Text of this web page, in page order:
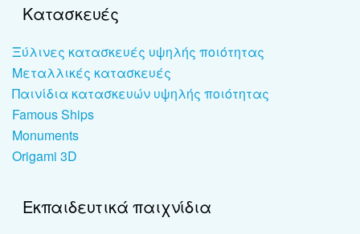
Κατασκευές
Ξύλινες κατασκευές υψηλής ποιότητας
Μεταλλικές κατασκευές
Παινίδια κατασκευών υψηλής ποιότητας
Famous Ships
Monuments
Origami 3D
Εκπαιδευτικά παιχνίδια